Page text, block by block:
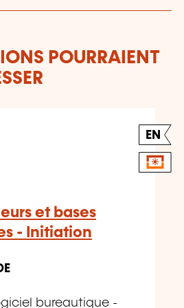
POURRAIENT
EN
et bases
- Initiation
bureautique -